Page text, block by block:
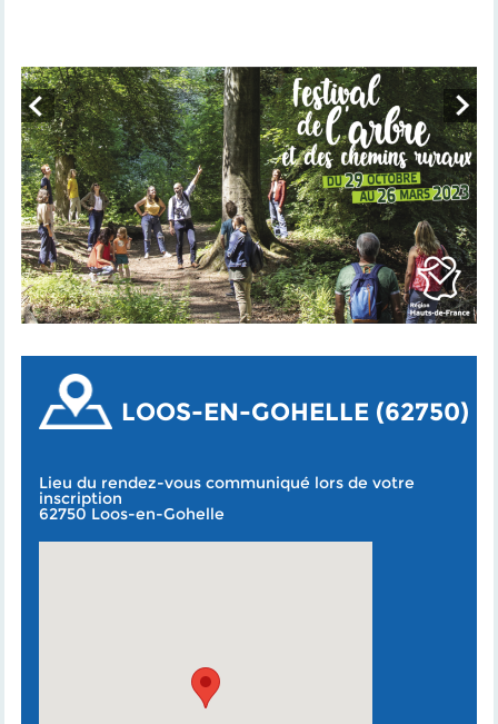
LOOS-EN-GOHELLE (62750)
Lieu du rendez-vous communiqué lors de votre
inscription
62750 Loos-en-Gohelle